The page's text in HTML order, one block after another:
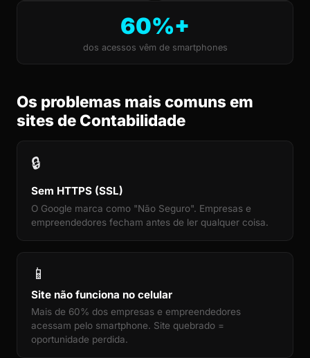
60%+
dos acessos vêm de smartphones
Os problemas mais comuns em
sites de Contabilidade
🔒
Sem HTTPS (SSL)
O Google marca como "Não Seguro". Empresas e
empreendedores fecham antes de ler qualquer coisa.
📱
Site não funciona no celular
Mais de 60% dos empresas e empreendedores
acessam pelo smartphone. Site quebrado =
oportunidade perdida.